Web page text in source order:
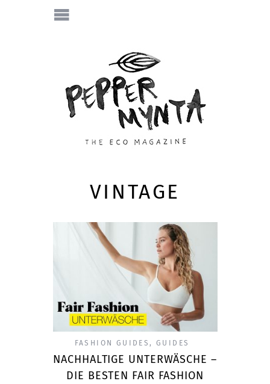
VINTAGE
FASHION GUIDES, GUIDES
NACHHALTIGE UNTERWÄSCHE –
DIE BESTEN FAIR FASHION